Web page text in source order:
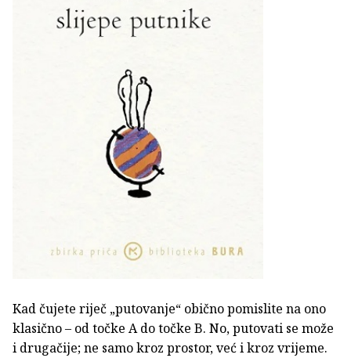
Kad čujete riječ „putovanje“ obično pomislite na ono
klasično – od točke A do točke B. No, putovati se može
i drugačije; ne samo kroz prostor, već i kroz vrijeme.